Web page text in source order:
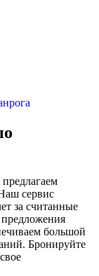
сервис
за считанные
большой
Бронируйте